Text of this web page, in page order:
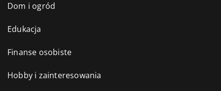
Dom i ogród
Edukacja
Finanse osobiste
Hobby i zainteresowania